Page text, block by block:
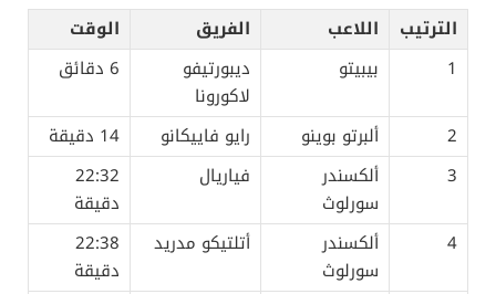
الترتيب اللاعب الفريق
الوقت
1
بيبيتو
ديبورتيفو
لاكورونا
6 دقائق
2 ألبرتو بوينو رايو فاييكانو
14 دقيقة
3
ألكسندر
سورلوث
فياريال
22:32
دقيقة
4
ألكسندر
سورلوث
أتلتيكو مدريد
22:38
دقيقة